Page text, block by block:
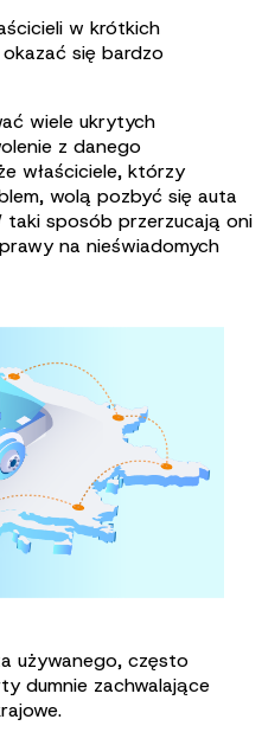
w krótkich
się bardzo
wiele ukrytych
z danego
właściciele, którzy
wolą pozbyć się auta
taki sposób przerzucają oni
na nieświadomych
używanego, często
dumnie zachwalające